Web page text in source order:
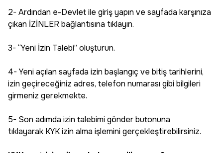
2- Ardından e-Devlet ile giriş yapın ve sayfada karşınıza
çıkan İZİNLER bağlantısına tıklayın.
3- “Yeni İzin Talebi” oluşturun.
4- Yeni açılan sayfada izin başlangıç ve bitiş tarihlerini,
izin geçireceğiniz adres, telefon numarası gibi bilgileri
girmeniz gerekmekte.
5- Son adımda izin talebimi gönder butonuna
tıklayarak KYK izin alma işlemini gerçekleştirebilirsiniz.